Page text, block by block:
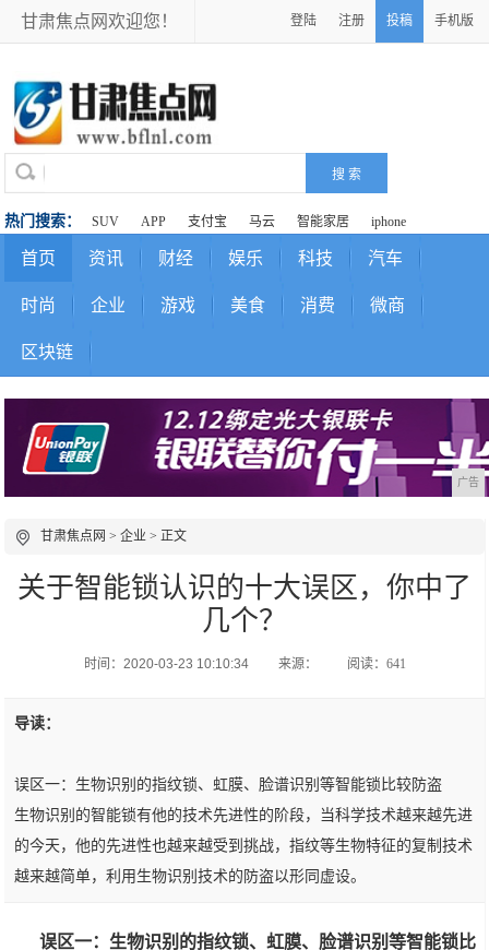
甘肃焦点网欢迎您！ 登陆 注册 投稿 手机版
热门搜索： SUV APP 支付宝 马云 智能家居 iphone
首页 资讯 财经 娱乐 科技 汽车
时尚 企业 游戏 美食 消费 微商
区块链
广告
甘肃焦点网 >企业 > 正文
关于智能锁认识的十大误区，你中了
几个？
时间：2020-03-23 10:10:34 来源： 阅读：641
导读：
误区一：生物识别的指纹锁、虹膜、脸谱识别等智能锁比较防盗
生物识别的智能锁有他的技术先进性的阶段，当科学技术越来越先进
的今天，他的先进性也越来越受到挑战，指纹等生物特征的复制技术
越来越简单，利用生物识别技术的防盗以形同虚设。
误区一：生物识别的指纹锁、虹膜、脸谱识别等智能锁比